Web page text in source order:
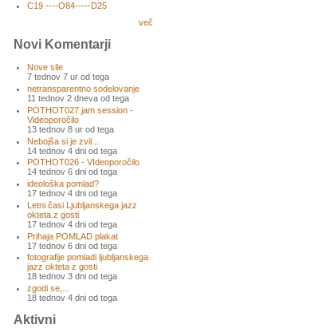
C19 ----O84-----D25
več
Novi Komentarji
Nove sile
7 tednov 7 ur od tega
netransparentno sodelovanje
11 tednov 2 dneva od tega
POTHOT027 jam session -
Videoporočilo
13 tednov 8 ur od tega
Nebojša si je zvil...
14 tednov 4 dni od tega
POTHOT026 - VIdeoporočilo
14 tednov 6 dni od tega
ideološka pomlad?
17 tednov 4 dni od tega
Letni časi Ljubljanskega jazz
okteta z gosti
17 tednov 4 dni od tega
Prihaja POMLAD plakat
17 tednov 6 dni od tega
fotografije pomladi ljubljanskega
jazz okteta z gosti
18 tednov 3 dni od tega
zgodi se,...
18 tednov 4 dni od tega
Aktivni